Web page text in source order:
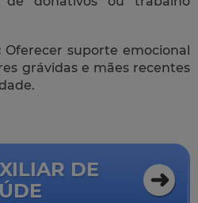
Oferecer suporte emocional
grávidas e mães recentes
DE